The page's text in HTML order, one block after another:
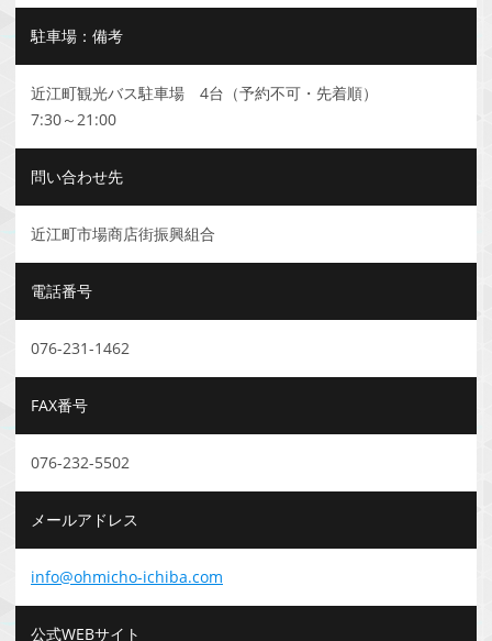
駐車場：備考
近江町観光バス駐車場 4台（予約不可・先着順）
7:30～21:00
問い合わせ先
近江町市場商店街振興組合
電話番号
076-231-1462
FAX番号
076-232-5502
メールアドレス
info@ohmicho-ichiba.com
公式WEBサイト